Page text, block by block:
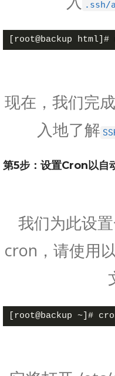
.ssh/
现在，我们完
入地了解
第5步：设置Cron以自
我们为此设
cron，请使用